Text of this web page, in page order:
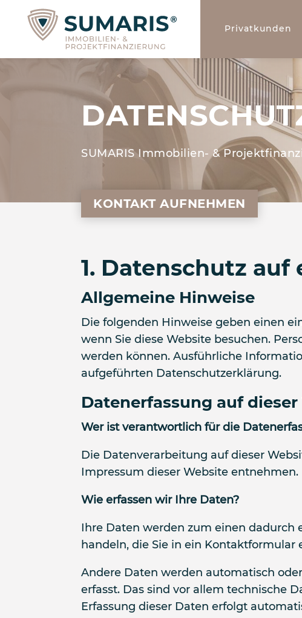
Privatkunden
SUMARIS Immobilien- &
KONTAKT AUFNEHMEN
1. Datenschutz auf
Allgemeine Hinweise
Die folgenden Hinweise geben einen
wenn Sie diese Website besuchen.
werden können. Ausführliche
aufgeführten Datenschutzerklärung.
Datenerfassung auf
Wer ist verantwortlich für die
Die Datenverarbeitung auf dieser
Impressum dieser Website entnehmen.
Wie erfassen wir Ihre Daten?
Ihre Daten werden zum einen dadurch
handeln, die Sie in ein Kontaktformular
Andere Daten werden automatisch
erfasst. Das sind vor allem technische
Erfassung dieser Daten erfolgt